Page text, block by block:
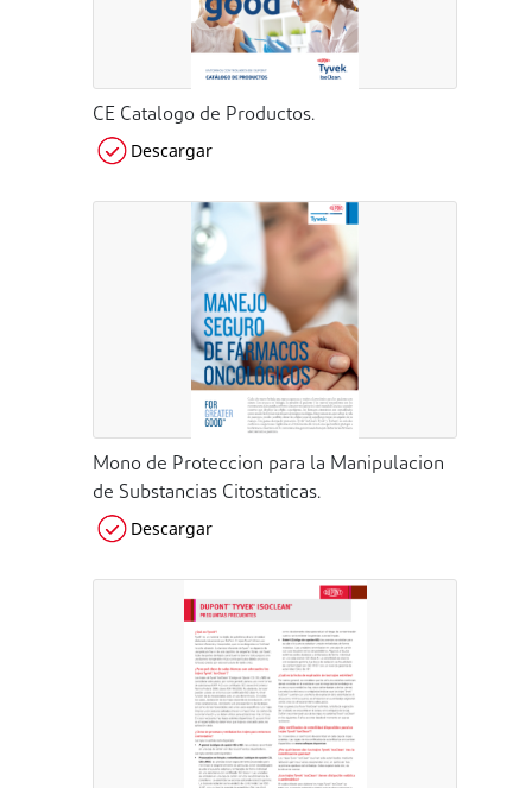
CE Catalogo de Productos.
Descargar
Mono de Proteccion para la Manipulacion
de Substancias Citostaticas.
Descargar